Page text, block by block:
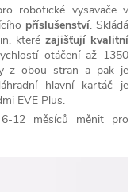
robotické vysavače v
příslušenství. Skládá
které zajišťují kvalitní
otáčení až 1350
z obou stran a pak je
hlavní kartáč je
EVE Plus.
12 měsíců měnit pro